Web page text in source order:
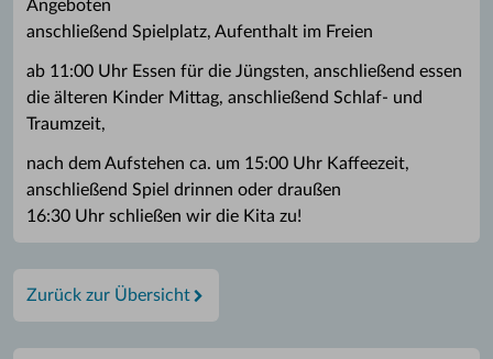
Angeboten
anschließend Spielplatz, Aufenthalt im Freien
ab 11:00 Uhr Essen für die Jüngsten, anschließend essen
die älteren Kinder Mittag, anschließend Schlaf- und
Traumzeit,
nach dem Aufstehen ca. um 15:00 Uhr Kaffeezeit,
anschließend Spiel drinnen oder draußen
16:30 Uhr schließen wir die Kita zu!
Zurück zur Übersicht